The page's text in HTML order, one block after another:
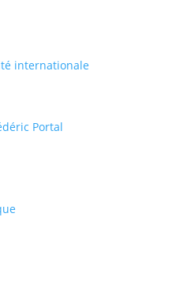
internationale
Portal